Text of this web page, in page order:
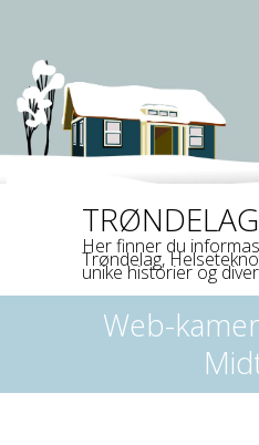
TRØNDELAG
Her finner du
Trøndelag,
unike historier og
Web-